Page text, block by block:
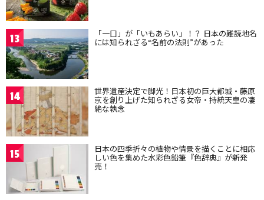
13 「一口」が「いもあらい」！？ 日本の難読地名
には知られざる“名前の法則”があった
14 世界遺産決定で脚光！日本初の巨大都城・藤原
京を創り上げた知られざる女帝・持統天皇の凄
絶な執念
15 日本の四季折々の植物や情景を描くことに相応
しい色を集めた水彩色鉛筆『色辞典』が新発
売！